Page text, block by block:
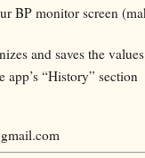
BP monitor screen
and saves the values
“History” section